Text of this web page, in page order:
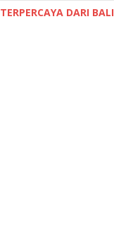
TERPERCAYA DARI BALI